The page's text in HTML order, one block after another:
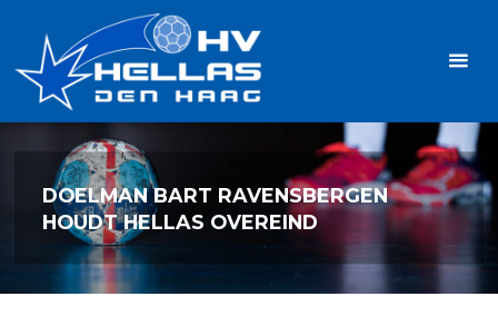
inhoud
DOELMAN BART RAVENSBERGEN
HOUDT HELLAS OVEREIND